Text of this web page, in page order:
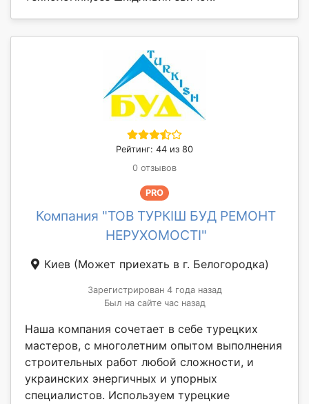
Рейтинг: 44 из 80
0 отзывов
PRO
Компания "ТОВ ТУРКІШ БУД РЕМОНТ
НЕРУХОМОСТІ"
Киев (Может приехать в г. Белогородка)
Зарегистрирован 4 года назад
Был на сайте час назад
Наша компания сочетает в себе турецких
мастеров, с многолетним опытом выполнения
строительных работ любой сложности, и
украинских энергичных и упорных
специалистов. Используем турецкие